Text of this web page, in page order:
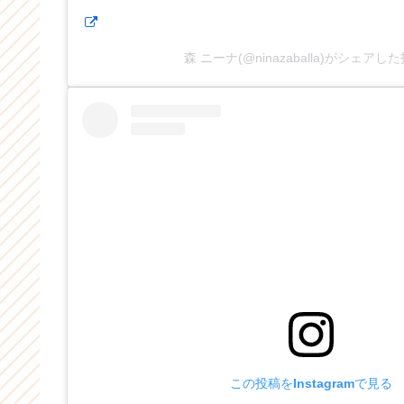
森 ニーナ(@ninazaballa)がシェアした
この投稿をInstagramで見る